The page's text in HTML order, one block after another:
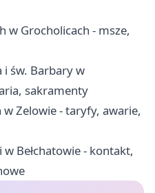
w Grocholicach - msze,
i św. Barbary w
sakramenty
w Zelowie - taryfy, awarie,
Bełchatowie - kontakt,